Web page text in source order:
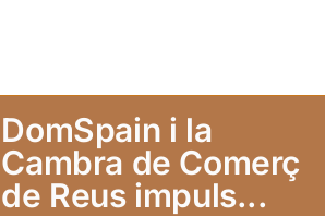
DomSpain i la
Cambra de Comerç
de Reus impuls...